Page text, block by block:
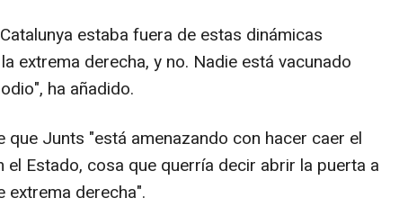
estaba fuera de estas dinámicas
extrema derecha, y no. Nadie está vacunado
ha añadido.
que Junts "está amenazando con hacer caer el
el Estado, cosa que querría decir abrir la puerta a
extrema derecha".